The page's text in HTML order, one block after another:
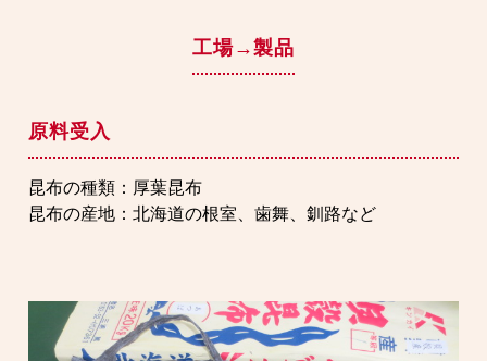
工場→製品
原料受入
昆布の種類：厚葉昆布
昆布の産地：北海道の根室、歯舞、釧路など